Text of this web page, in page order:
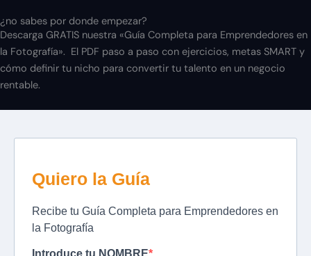
¿no sabes por donde empezar?
Descarga GRATIS nuestra «Guía Completa para Emprendedores en
la Fotografía». El PDF paso a paso con ejercicios, metas SMART y
cómo definir tu nicho para convertir tu talento en un negocio
rentable.